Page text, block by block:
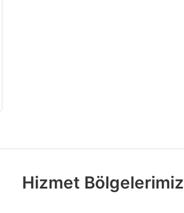
Hizmet Bölgelerimiz